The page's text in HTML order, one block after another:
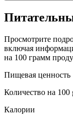
Просмотрите
включая
на 100 грамм
Пищевая ценность
Количество на 100
Калории